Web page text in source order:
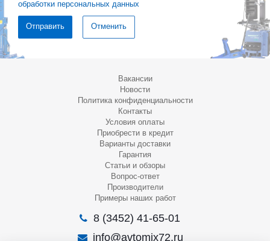
обработки персональных данных
Отменить
Вакансии
Новости
Политика конфиденциальности
Контакты
Условия оплаты
Приобрести в кредит
Варианты доставки
Гарантия
Статьи и обзоры
Вопрос-ответ
Производители
Примеры наших работ
8 (3452) 41-65-01
info@avtomix72.ru